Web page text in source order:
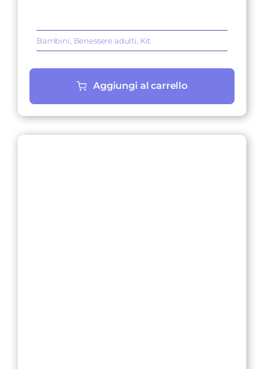
44,90 €.
39,51 €.
Bambini, Benessere adulti, Kit
Aggiungi al carrello